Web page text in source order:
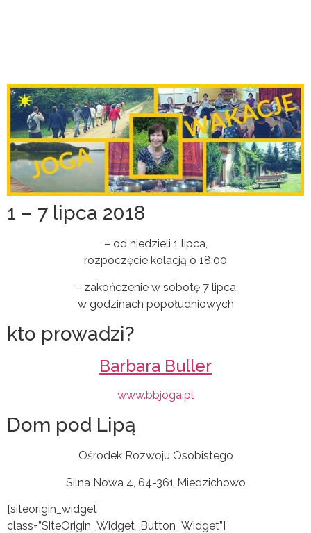
1 – 7 lipca 2018
– od niedzieli 1 lipca,
rozpoczęcie kolacją o 18:00
– zakończenie w sobotę 7 lipca
w godzinach popołudniowych
kto prowadzi?
Barbara Buller
www.bbjoga.pl
Dom pod Lipą
Ośrodek Rozwoju Osobistego
Silna Nowa 4, 64-361 Miedzichowo
[siteorigin_widget
class=”SiteOrigin_Widget_Button_Widget”]